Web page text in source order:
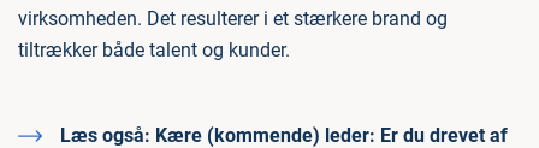
virksomheden. Det resulterer i et stærkere brand og
tiltrækker både talent og kunder.
Læs også: Kære (kommende) leder: Er du drevet af